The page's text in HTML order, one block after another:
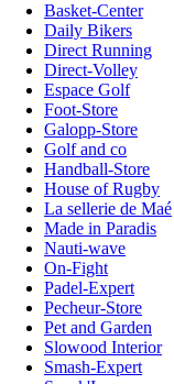
Basket-Center
Daily Bikers
Direct Running
Direct-Volley
Espace Golf
Foot-Store
Galopp-Store
Golf and co
Handball-Store
House of Rugby
La sellerie de Maé
Made in Paradis
Nauti-wave
On-Fight
Padel-Expert
Pecheur-Store
Pet and Garden
Slowood Interior
Smash-Expert